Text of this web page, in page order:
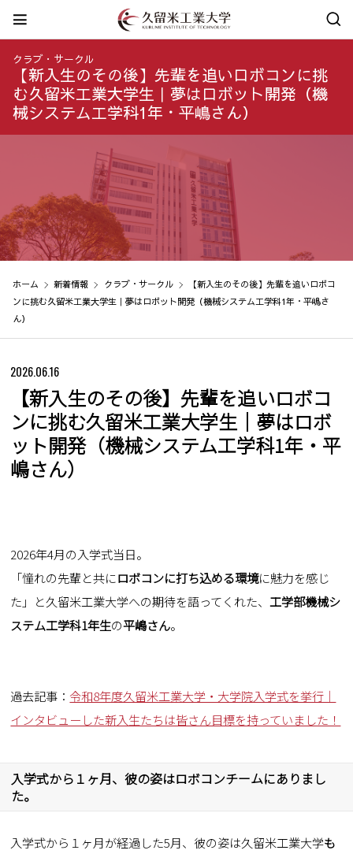
クラブ・サークル
【新入生のその後】先輩を追いロボコンに挑
む久留米工業大学生｜夢はロボット開発（機
械システム工学科1年・平嶋さん）
ホーム 新着情報 クラブ・サークル
【新入生のその後】先輩を追いロボコ
ンに挑む久留米工業大学生｜夢はロボット開発（機械システム工学科1年・平嶋さ
ん）
2026.06.16
【新入生のその後】先輩を追いロボコ
ンに挑む久留米工業大学生｜夢はロボ
ット開発（機械システム工学科1年・平
嶋さん）
2026年4月の入学式当日。
「憧れの先輩と共にロボコンに打ち込める環境に魅力を感じ
た」と久留米工業大学への期待を語ってくれた、工学部機械シ
ステム工学科1年生の平嶋さん。
過去記事：令和8年度久留米工業大学・大学院入学式を挙行｜
インタビューした新入生たちは皆さん目標を持っていました！
入学式から１ヶ月、彼の姿はロボコンチームにありまし
た。
入学式から１ヶ月が経過した5月、彼の姿は久留米工業大学も